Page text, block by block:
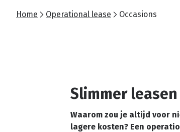
Home Operational lease Occasions
Slimmer
Waarom zou je altijd voor
lagere kosten? Een